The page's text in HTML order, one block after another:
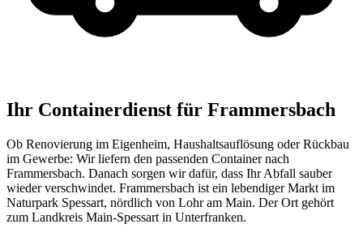
Ihr Containerdienst für Frammersbach
Ob Renovierung im Eigenheim, Haushaltsauflösung oder Rückbau
im Gewerbe: Wir liefern den passenden Container nach
Frammersbach. Danach sorgen wir dafür, dass Ihr Abfall sauber
wieder verschwindet. Frammersbach ist ein lebendiger Markt im
Naturpark Spessart, nördlich von Lohr am Main. Der Ort gehört
zum Landkreis Main-Spessart in Unterfranken.